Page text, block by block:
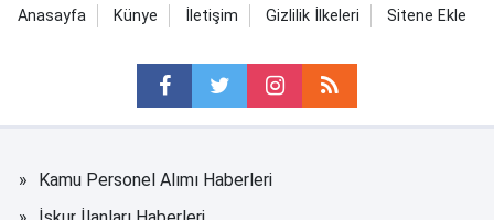
Anasayfa Künye İletişim Gizlilik İlkeleri Sitene Ekle
Kamu Personel Alımı Haberleri